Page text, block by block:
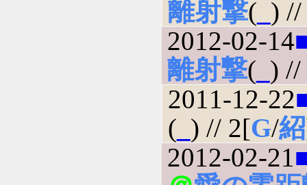
離射撃( )
2012-02-14
離射撃( )
2011-12-22
( ) // 2[G/紹
2012-02-21